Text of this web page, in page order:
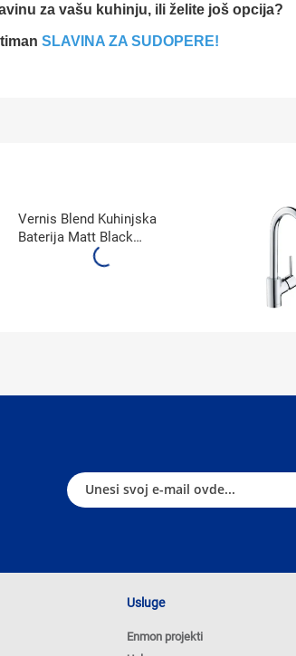
za vašu kuhinju, ili želite još opcija?
SLAVINA ZA SUDOPERE!
Vernis Blend Kuhinjska
Baterija Matt Black
Usluge
Enmon projekti